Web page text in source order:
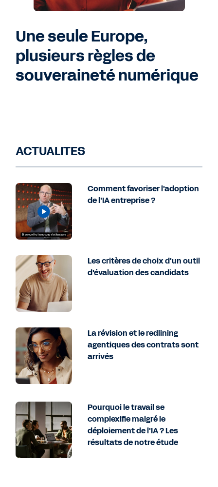
Une seule Europe,
plusieurs règles de
souveraineté numérique
ACTUALITES
Comment favoriser l'adoption
de l'IA entreprise ?
Les critères de choix d'un outil
d'évaluation des candidats
La révision et le redlining
agentiques des contrats sont
arrivés
Pourquoi le travail se
complexifie malgré le
déploiement de l'IA ? Les
résultats de notre étude